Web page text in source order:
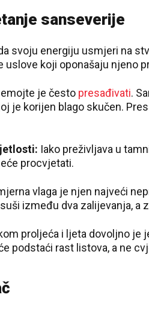
sanseverije
svoju energiju usmjeri na
koji oponašaju njeno
je često presađivati.
je korijen blago skučen.
Iako preživljava u
procvjetati.
vlaga je njen najveći
između dva zalijevanja, a
proljeća i ljeta dovoljno je
podstaći rast listova, a ne